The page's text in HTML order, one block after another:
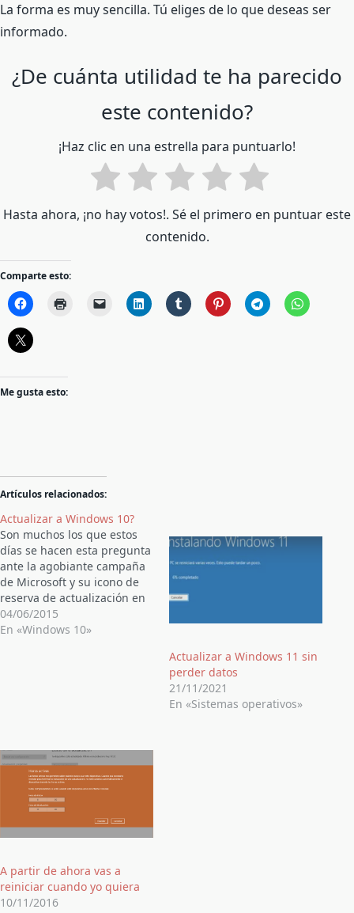
La forma es muy sencilla. Tú eliges de lo que deseas ser
informado.
¿De cuánta utilidad te ha parecido
este contenido?
¡Haz clic en una estrella para puntuarlo!
Hasta ahora, ¡no hay votos!. Sé el primero en puntuar este
contenido.
Comparte esto:
Me gusta esto:
Artículos relacionados:
Actualizar a Windows 10?
Son muchos los que estos
días se hacen esta pregunta
ante la agobiante campaña
de Microsoft y su icono de
reserva de actualización en
nuestro escritorio. La salida
de Windows 10 ya ha sido
04/06/2015
En «Windows 10»
Actualizar a Windows 11 sin
perder datos
21/11/2021
En «Sistemas operativos»
A partir de ahora vas a
reiniciar cuando yo quiera
10/11/2016